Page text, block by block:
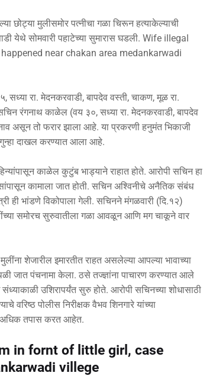
मुलीसमोर पत्नीचा गळा चिरून हत्याकेल्याची
येथे सोमवारी पहाटेच्या सुमारास घडली. Wife illegal
near chakan area medankarwadi
सध्या रा. मेदनकरवाडी, बापदेव वस्ती, चाकण, मूळ रा.
रंगनाथ काळेल (वय ३०, सध्या रा. मेदनकरवाडी, बापदेव
असून तो फरार झाला आहे. या प्रकरणी हनुमंत भिकाजी
गुन्हा दाखल करण्यात आला आहे.
काळेल कुटुंब भाड्याने राहात होते. आरोपी सचिन हा
कामाला जात होती. सचिन अश्विनीचे अनैतिक संबंध
ही भांडणे विकोपाला गेली. सचिनने मंगळवारी (दि.१२)
समोरच सुरुवातीला गळा आवळून आणि मग चाकूने वार
शेजारील इमारतीत राहत असलेल्या आपल्या भावाच्या
जात पंचनामा केला. ठसे तज्ज्ञांना पाचारण करण्यात आले
उशिरापर्यंत सुरु होते. आरोपी सचिनच्या शोधासाठी
वरिष्ठ पोलीस निरीक्षक वैभव शिनगारे यांच्या
अधिक तपास करत आहेत.
in fornt of little girl, case
villege